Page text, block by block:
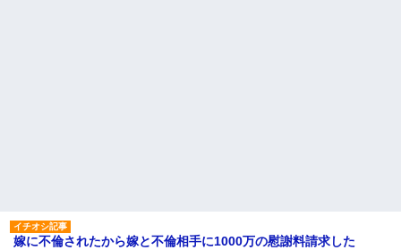
嫁に不倫されたから嫁と不倫相手に1000万の慰謝料請求した